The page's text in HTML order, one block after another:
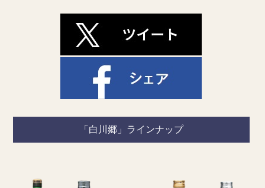
「白川郷」ラインナップ